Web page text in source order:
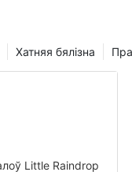
Хатняя бялізна